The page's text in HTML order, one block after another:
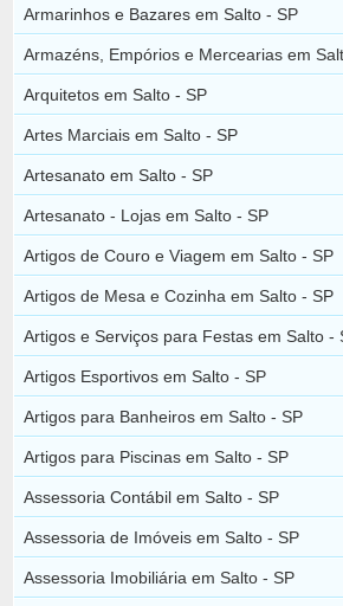
Armarinhos e Bazares em Salto - SP
Armazéns, Empórios e Mercearias em
Arquitetos em Salto - SP
Artes Marciais em Salto - SP
Artesanato em Salto - SP
Artesanato - Lojas em Salto - SP
Artigos de Couro e Viagem em Salto - SP
Artigos de Mesa e Cozinha em Salto - SP
Artigos e Serviços para Festas em Salto -
Artigos Esportivos em Salto - SP
Artigos para Banheiros em Salto - SP
Artigos para Piscinas em Salto - SP
Assessoria Contábil em Salto - SP
Assessoria de Imóveis em Salto - SP
Assessoria Imobiliária em Salto - SP